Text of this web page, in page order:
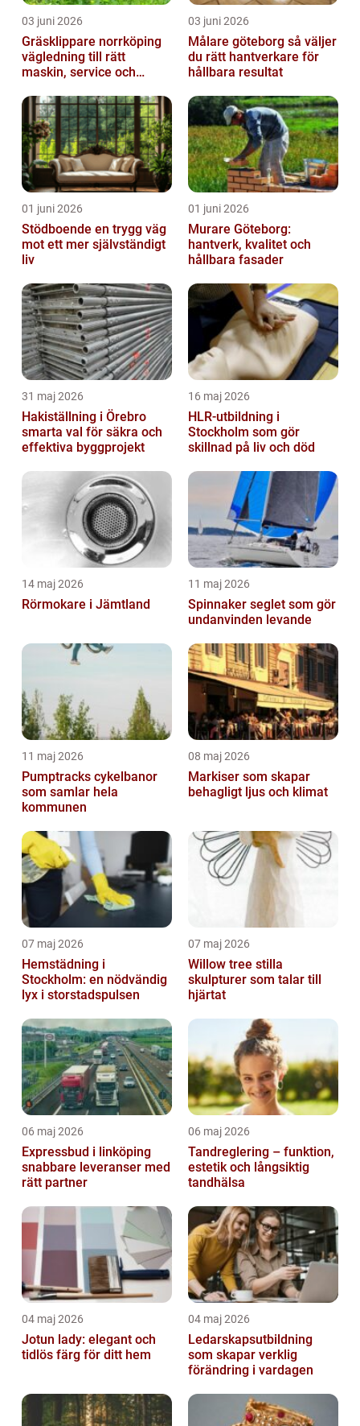
03 juni 2026
Gräsklippare norrköping
vägledning till rätt
maskin, service och
03 juni 2026
Målare göteborg så väljer
du rätt hantverkare för
hållbara resultat
01 juni 2026
Stödboende en trygg väg
mot ett mer självständigt
liv
01 juni 2026
Murare Göteborg:
hantverk, kvalitet och
hållbara fasader
31 maj 2026
Hakiställning i Örebro
smarta val för säkra och
effektiva byggprojekt
16 maj 2026
HLR-utbildning i
Stockholm som gör
skillnad på liv och död
14 maj 2026
Rörmokare i Jämtland
11 maj 2026
Spinnaker seglet som gör
undanvinden levande
11 maj 2026
Pumptracks cykelbanor
som samlar hela
kommunen
08 maj 2026
Markiser som skapar
behagligt ljus och klimat
07 maj 2026
Hemstädning i
Stockholm: en nödvändig
lyx i storstadspulsen
07 maj 2026
Willow tree stilla
skulpturer som talar till
hjärtat
06 maj 2026
Expressbud i linköping
snabbare leveranser med
rätt partner
06 maj 2026
Tandreglering – funktion,
estetik och långsiktig
tandhälsa
04 maj 2026
Jotun lady: elegant och
tidlös färg för ditt hem
04 maj 2026
Ledarskapsutbildning
som skapar verklig
förändring i vardagen